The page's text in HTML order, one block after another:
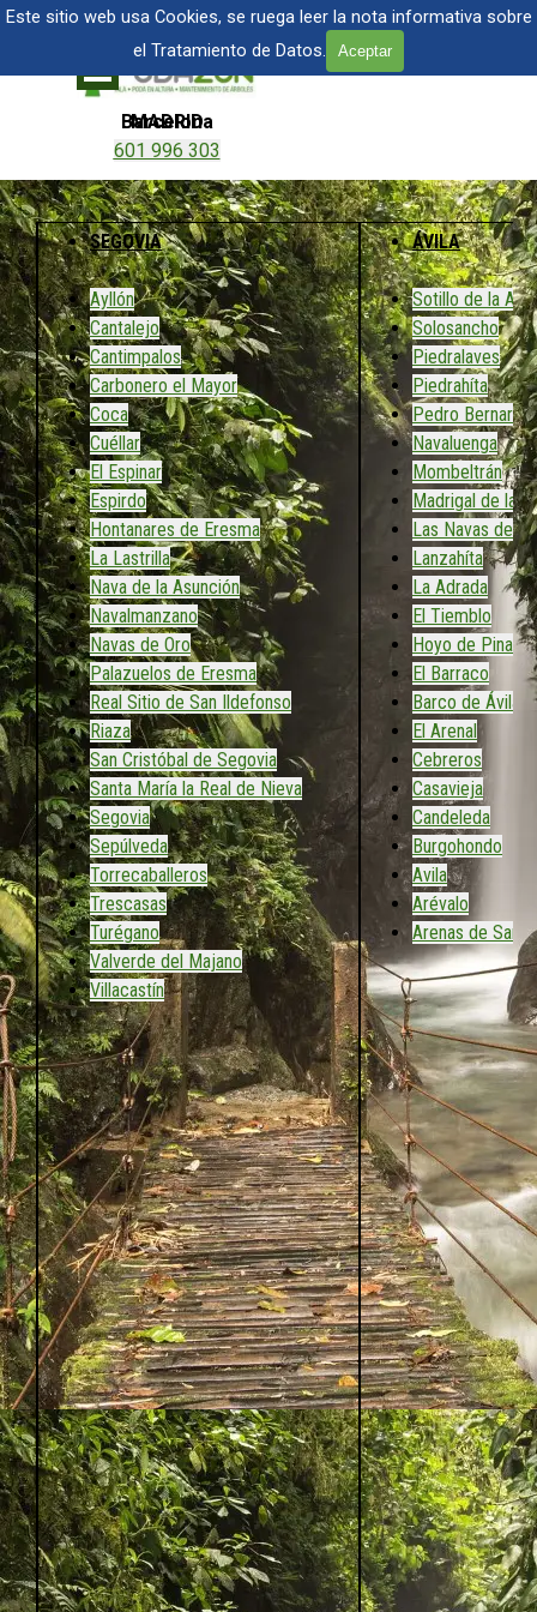
Este sitio web usa Cookies, se ruega leer la nota informativa sobre
el Tratamiento de Datos.
Aceptar
Vaya al ContenidoTALA Y PODA DE ÁRBOLES EN MADRID
Barcelona
601 996 303
MADRID
601 904 866
Saltar menú
SEGOVIA
Ayllón
Cantalejo
Cantimpalos
Carbonero el Mayor
Coca
Cuéllar
El Espinar
Espirdo
Hontanares de Eresma
La Lastrilla
Nava de la Asunción
Navalmanzano
Navas de Oro
Palazuelos de Eresma
Real Sitio de San Ildefonso
Riaza
San Cristóbal de Segovia
Santa María la Real de Nieva
Segovia
Sepúlveda
Torrecaballeros
Trescasas
Turégano
Valverde del Majano
Villacastín
ÁVILA
Sotillo de la
Solosancho
Piedralaves
Piedrahíta
Pedro Bernardo
Navaluenga
Mombeltrán
Madrigal de las
Las Navas del
Lanzahíta
La Adrada
El Tiemblo
Hoyo de Pinares
El Barraco
Barco de Ávila
El Arenal
Cebreros
Casavieja
Candeleda
Burgohondo
Avila
Arévalo
Arenas de San